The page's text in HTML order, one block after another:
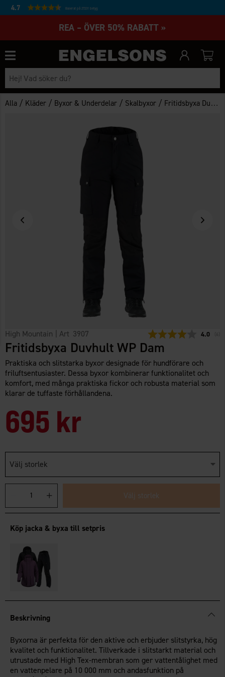
4.7 Baserat på 27231 betyg
REA – ÖVER 50% RABATT »
Alla / Kläder / Byxor & Underdelar / Skalbyxor / Fritidsbyxa Duvhult WP Dam
High Mountain | Art 3907 4.0 6
Fritidsbyxa Duvhult WP Dam
Praktiska och slitstarka byxor designade för hundförare och
friluftsentusiaster. Dessa byxor kombinerar funktionalitet och
komfort, med många praktiska fickor och robusta material som
klarar de tuffaste förhållandena.
695 kr
Välj storlek
Välj storlek
Köp jacka & byxa till setpris
Beskrivning
Byxorna är perfekta för den aktive och erbjuder slitstyrka, hög
kvalitet och funktionalitet. Tillverkade i slitstarkt material och
utrustade med High Tex-membran som ger vattentålighet med
en vattenpelare på 10 000 mm och andasfunktion på